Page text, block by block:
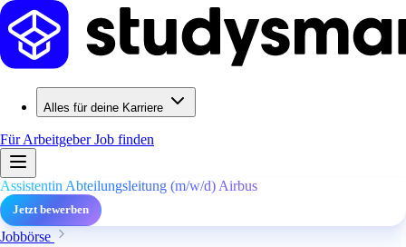
Alles für deine Karriere
Für ArbeitgeberJob finden
Assistentin Abteilungsleitung (m/w/d) Airbus
Jetzt bewerben
Jobbörse